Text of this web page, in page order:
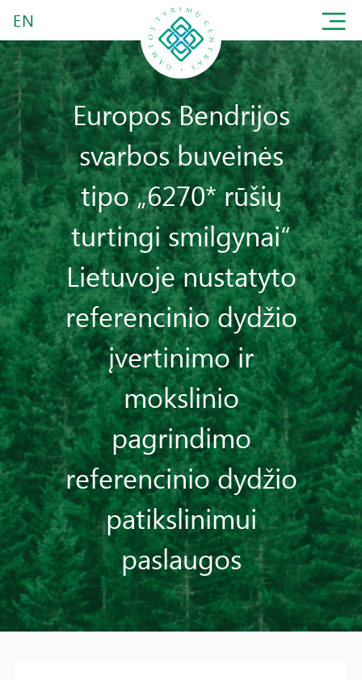
EN
Europos Bendrijos
svarbos buveinės
tipo „6270* rūšių
turtingi smilgynai“
Lietuvoje nustatyto
referencinio dydžio
įvertinimo ir
mokslinio
pagrindimo
referencinio dydžio
patikslinimui
paslaugos